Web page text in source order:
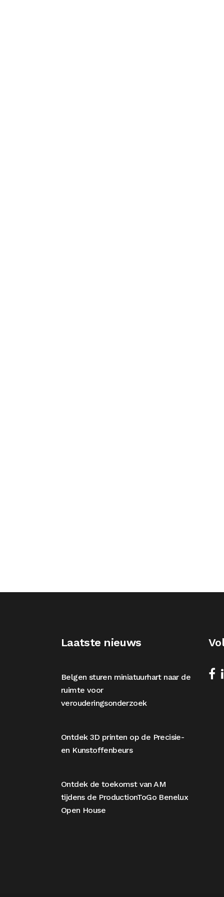
Laatste nieuws
Belgen sturen miniatuurhart naar de
ruimte voor
verouderingsonderzoek
Ontdek 3D printen op de Precisie-
en Kunstoffenbeurs
Ontdek de toekomst van AM
tijdens de ProductionToGo Benelux
Open House